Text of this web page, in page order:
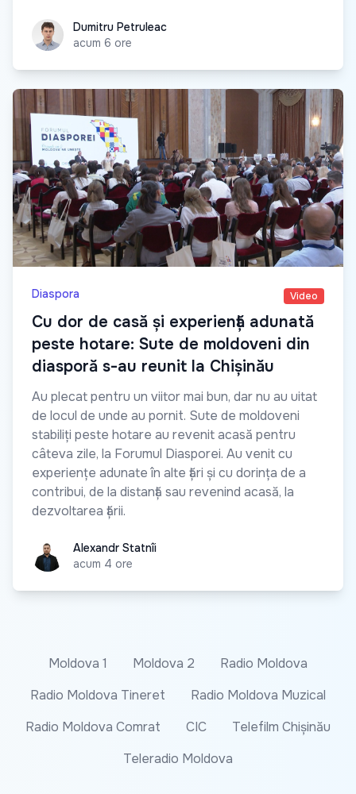
Dumitru Petruleac
Dumitru Petruleac
acum 6 ore
Diaspora Video
Cu dor de casă și experiență adunată
peste hotare: Sute de moldoveni din
diasporă s-au reunit la Chișinău
Au plecat pentru un viitor mai bun, dar nu au uitat
de locul de unde au pornit. Sute de moldoveni
stabiliți peste hotare au revenit acasă pentru
câteva zile, la Forumul Diasporei. Au venit cu
experiențe adunate în alte țări și cu dorința de a
contribui, de la distanță sau revenind acasă, la
dezvoltarea țării.
Alexandr Statnîi
Alexandr Statnîi
acum 4 ore
Moldova 1 Moldova 2
Radio Moldova
Radio Moldova Tineret
Radio Moldova Muzical
Radio Moldova Comrat
CIC
Telefilm Chișinău
Teleradio Moldova